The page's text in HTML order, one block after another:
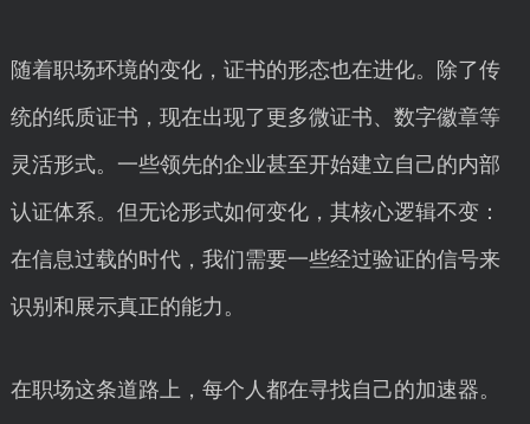
随着职场环境的变化，证书的形态也在进化。除了传
统的纸质证书，现在出现了更多微证书、数字徽章等
灵活形式。一些领先的企业甚至开始建立自己的内部
认证体系。但无论形式如何变化，其核心逻辑不变：
在信息过载的时代，我们需要一些经过验证的信号来
识别和展示真正的能力。
在职场这条道路上，每个人都在寻找自己的加速器。